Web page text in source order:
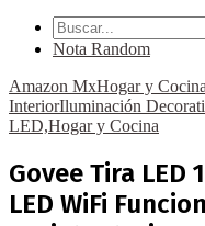
Nota Random
Amazon MxHogar y Cocina
InteriorIluminación
LED,Hogar y Cocina
Govee Tira LED
LED WiFi